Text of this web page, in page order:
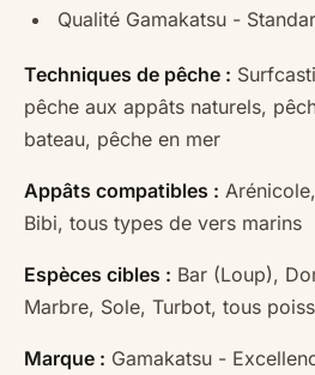
Qualité Gamakatsu -
Techniques de pêche :
pêche aux appâts naturels,
bateau, pêche en mer
Appâts compatibles :
Bibi, tous types de vers marins
Espèces cibles : Bar (Loup),
Marbre, Sole, Turbot, tous
Marque : Gamakatsu -